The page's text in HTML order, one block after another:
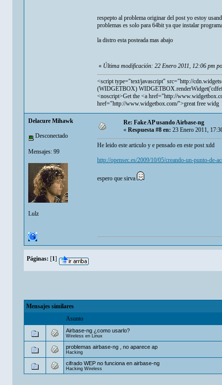
respepto al problema originar del post yo estoy
problemas es solo para 64bit ya que instalar
la distro esta posteada mas abajo
« Última modificación: 22 Enero 2011, 12:06 pm
<script type="text/javascript" src="http://
(WIDGETBOX)
<noscript>Get the <a href="http://
href="http://www.widgetbox.com/">greatfree widg
Delacure Mihawk
Desconectado
Mensajes: 99
Lulz
Re: Fake AP usando Airbase-ng
«Respuesta #8 en:23 Enero 2011,
He leido este articulo y e pensado en este post xdd
http://opensec.es/2009/10/05/creando-un-punto-de-
espero que sirva
Páginas: [1]
Mensajes similares
Asunto
Airbase-ng ¿como usarlo?
Wireless en Linux
problemas airbase-ng , no aparece ap
Hacking
cifrado WEP no funciona en airbase-ng
Hacking Wireless